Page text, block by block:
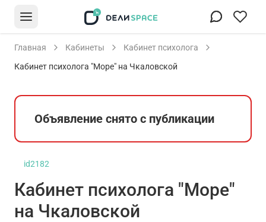
Главная Кабинеты
Кабинет психолога
Кабинет психолога "Море" на Чкаловской
Объявление снято с публикации
id2182
Кабинет психолога "Море"
на Чкаловской